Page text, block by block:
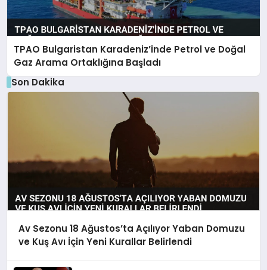
TPAO Bulgaristan Karadeniz’inde Petrol ve Doğal
Gaz Arama Ortaklığına Başladı
Son Dakika
Av Sezonu 18 Ağustos’ta Açılıyor Yaban Domuzu
ve Kuş Avı İçin Yeni Kurallar Belirlendi